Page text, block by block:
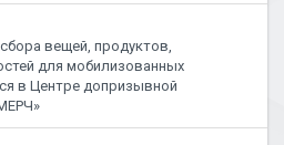
вещей, продуктов,
для мобилизованных
в Центре допризывной